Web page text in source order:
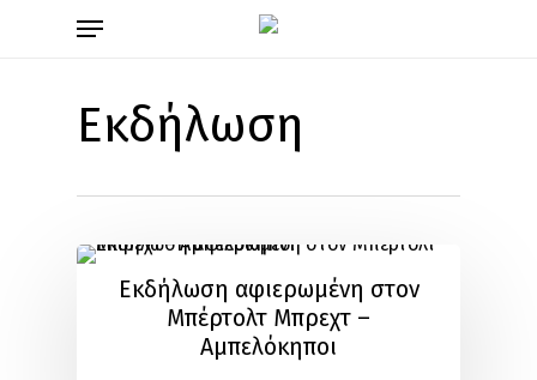
Menu
Εκδήλωση
Εκδήλωση αφιερωμένη στον
Μπέρτολτ Μπρεχτ –
Αμπελόκηποι